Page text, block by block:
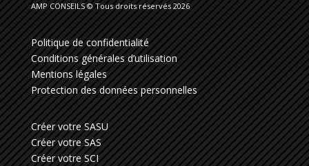
AMP CONSEILS © Tous droits réservés 2026
Politique de confidentialité
Conditions générales d’utilisation
Mentions légales
Protection des données personnelles
Créer votre SASU
Créer votre SAS
Créer votre SCI